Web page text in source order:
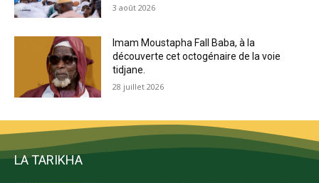
3 août 2026
Imam Moustapha Fall Baba, à la
découverte cet octogénaire de la voie
tidjane.
28 juillet 2026
LA TARIKHA